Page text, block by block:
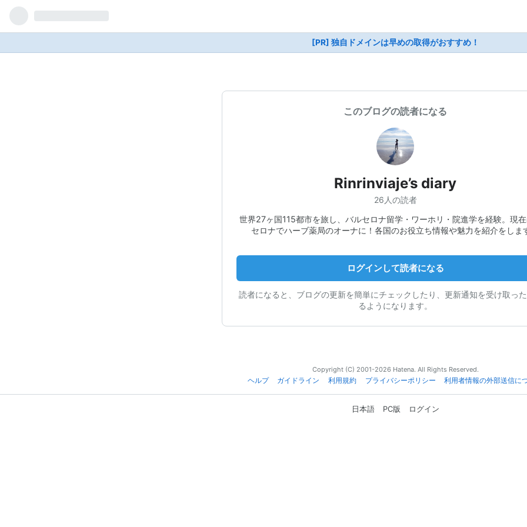
[PR] 独自ドメインは早めの取得がおすすめ！
このブログの読者になる
Rinrinviaje’s diary
26人の読者
世界27ヶ国115都市を旅し、バルセロナ留学・ワーホリ・院進学を経験。現
セロナでハーブ薬局のオーナに！各国のお役立ち情報や魅力を紹介をし
ログインして読者になる
読者になると、ブログの更新を簡単にチェックしたり、更新通知を受け取っ
るようになります。
Copyright (C) 2001-2026 Hatena. All Rights Reserved.
ヘルプ
ガイドライン 利用規約 プライバシーポリシー 利用者情報の外部送信に
日本語 PC版 ログイン